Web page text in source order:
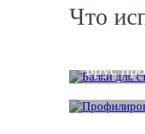
Что
Брус